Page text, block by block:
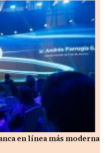
en línea más moderna